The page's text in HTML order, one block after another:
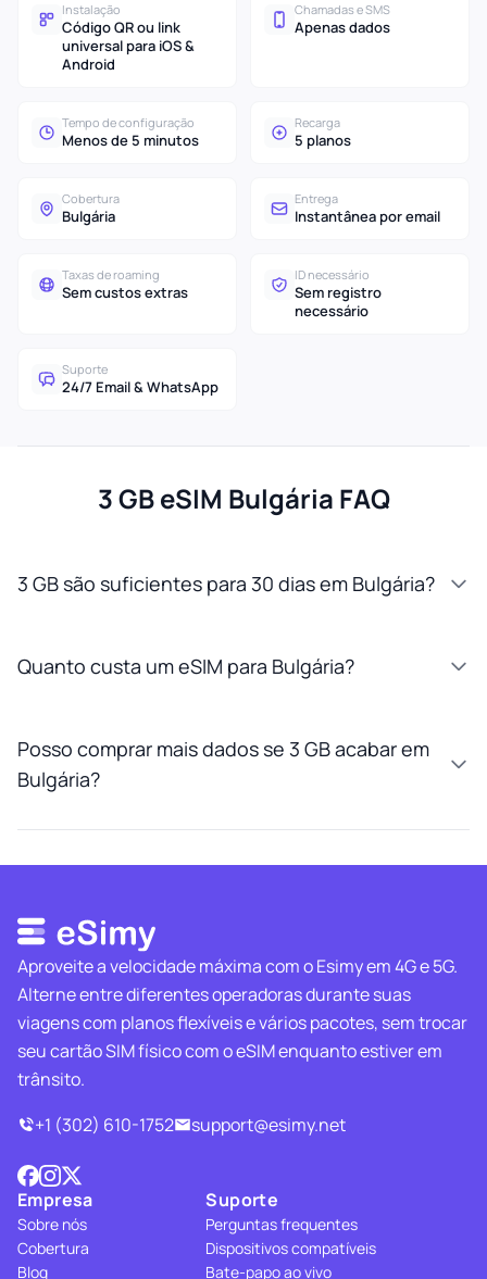
Instalação
Código QR ou link
universal para iOS &
Android
Chamadas e SMS
Apenas dados
Tempo de configuração
Menos de 5 minutos
Recarga
5 planos
Cobertura
Bulgária
Entrega
Instantânea por email
Taxas de roaming
Sem custos extras
ID necessário
Sem registro
necessário
Suporte
24/7 Email & WhatsApp
3 GB eSIM Bulgária FAQ
3 GB são suficientes para 30 dias em Bulgária?
Quanto custa um eSIM para Bulgária?
Posso comprar mais dados se 3 GB acabar em
Bulgária?
Aproveite a velocidade máxima com o Esimy em 4G e 5G.
Alterne entre diferentes operadoras durante suas
viagens com planos flexíveis e vários pacotes, sem trocar
seu cartão SIM físico com o eSIM enquanto estiver em
trânsito.
+1 (302) 610-1752
support@esimy.net
Empresa
Sobre nós
Cobertura
Blog
Suporte
Perguntas frequentes
Dispositivos compatíveis
Bate-papo ao vivo